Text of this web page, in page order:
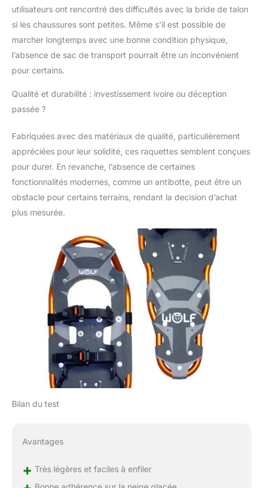
utilisateurs ont rencontré des difficultés avec la bride de talon
si les chaussures sont petites. Même s’il est possible de
marcher longtemps avec une bonne condition physique,
l’absence de sac de transport pourrait être un inconvénient
pour certains.
Qualité et durabilité : investissement ivoire ou déception
passée ?
Fabriquées avec des matériaux de qualité, particulièrement
appréciées pour leur solidité, ces raquettes semblent conçues
pour durer. En revanche, l’absence de certaines
fonctionnalités modernes, comme un antibotte, peut être un
obstacle pour certains terrains, rendant la decision d’achat
plus mesurée.
Bilan du test
Avantages
+ Très légères et faciles à enfiler